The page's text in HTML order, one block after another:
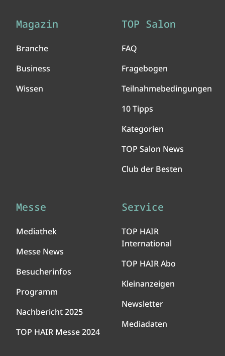
Magazin
Branche
Business
Wissen
TOP Salon
FAQ
Fragebogen
Teilnahmebedingungen
10 Tipps
Kategorien
TOP Salon News
Club der Besten
Messe
Mediathek
Messe News
Besucherinfos
Programm
Nachbericht 2025
TOP HAIR Messe 2024
Service
TOP HAIR
International
TOP HAIR Abo
Kleinanzeigen
Newsletter
Mediadaten